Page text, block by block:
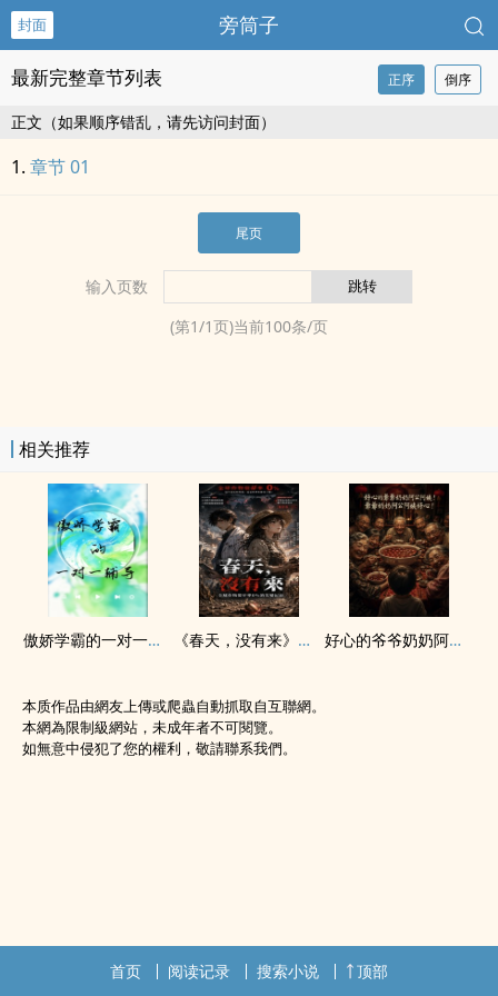
封面 旁筒子
最新完整章节列表 正序 倒序
正文（如果顺序错乱，请先访问封面）
章节 01
尾页
输入页数
(第1/1页)当前100条/页
相关推荐
傲娇学霸的一对一辅导 《春天，没有来》：全球作物发芽率0%的灾变纪录 好心的爷爷奶奶阿公阿姨！爷爷奶奶阿公阿姨好心！
本质作品由網友上傳或爬蟲自動抓取自互聯網。
本網為限制級網站，未成年者不可閱覽。
如無意中侵犯了您的權利，敬請聯系我們。
首页 阅读记录 搜索小说 顶部